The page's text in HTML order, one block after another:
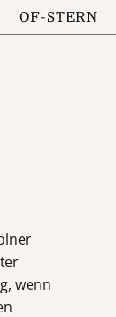
OF-STERN
wenn